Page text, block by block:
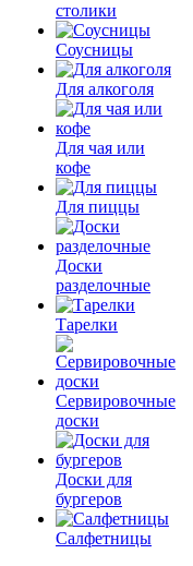
столики
Соусницы
Для алкоголя
Для чая или
кофе
Для пиццы
Доски
разделочные
Тарелки
Сервировочные
доски
Доски для
бургеров
Салфетницы